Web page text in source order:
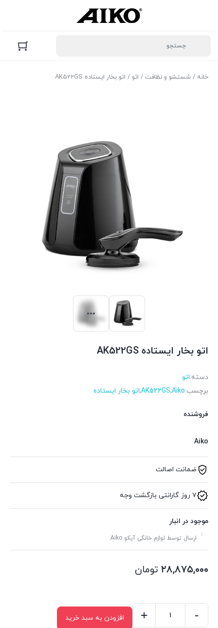
خانه / شستشو و نظافت / اتو / اتو بخار ایستاده AK522GS
اتو بخار ایستاده AK522GS
دسته:اتو
برچسب:Aiko
,
AK522GS
,اتو بخار ایستاده
فروشنده
Aiko
ضمانت اصالت
۷ روز گارانتی بازگشت وجه
موجود در انبار
ارسال توسط لوازم خانگی آیکو Aiko
۲۸,۸۷۵,۰۰۰ تومان
-
+ افزودن به سبد خرید